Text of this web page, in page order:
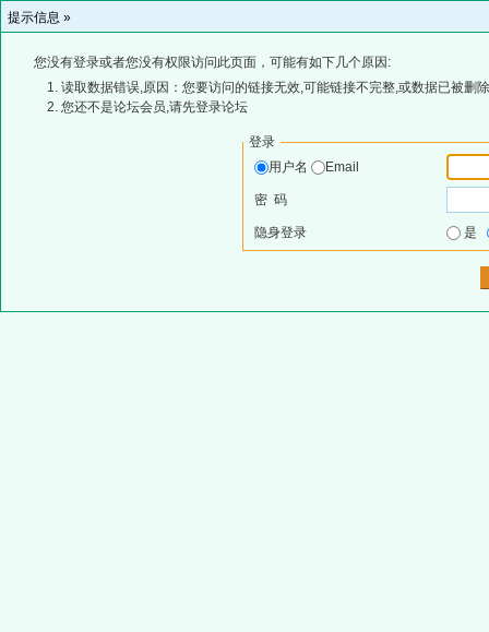
提示信息 »
您没有登录或者您没有权限访问此页面，可能有如下几个原因:
读取数据错误,原因：您要访问的链接无效,可能链接不完整,或数据已被删
您还不是论坛会员,请先登录论坛
登录
用户名
Email
密 码
隐身登录 是